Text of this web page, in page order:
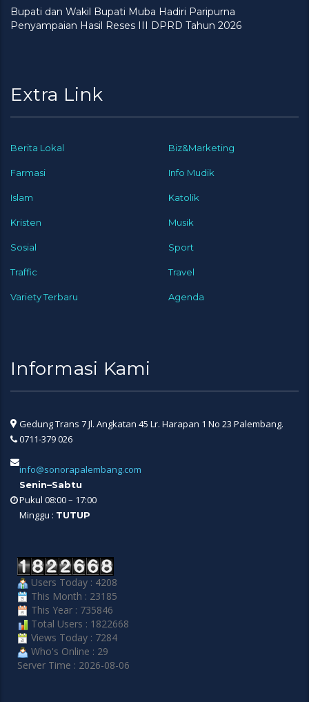
Bupati dan Wakil Bupati Muba Hadiri Paripurna
Penyampaian Hasil Reses III DPRD Tahun 2026
Extra Link
Berita Lokal Biz&Marketing
Farmasi Info Mudik
Islam Katolik
Kristen Musik
Sosial Sport
Traffic Travel
Variety Terbaru Agenda
Informasi Kami
Gedung Trans 7 Jl. Angkatan 45 Lr. Harapan 1 No 23 Palembang.
0711-379 026
info@sonorapalembang.com
Senin–Sabtu
Pukul 08:00 – 17:00
Minggu : TUTUP
Users Today : 4208
This Month : 23185
This Year : 735846
Total Users : 1822668
Views Today : 7284
Who's Online : 29
Server Time : 2026-08-06